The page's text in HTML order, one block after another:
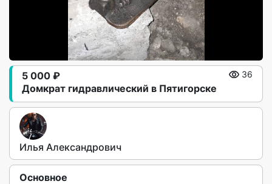
Домкрат гидравлический в Пятигорске
5 000 ₽ 36
Илья Александрович
Основное